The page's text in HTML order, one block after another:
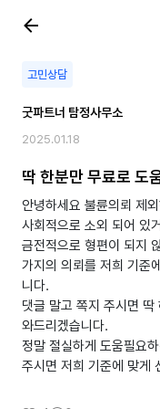
고민상담
굿파트너 탐정사무소
2025.01.18
딱 한분만 무료로 도
안녕하세요 불륜의뢰 제
사회적으로 소외 되어 있
금전적으로 형편이 되지
가지의 의뢰를 저희 기준
니다.
댓글 말고 쪽지 주시면
와드리겠습니다.
정말 절실하게 도움필요
주시면 저희 기준에 맞게